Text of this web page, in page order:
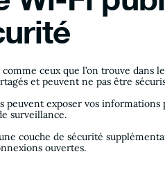
ceux que l’on trouve dans
et peuvent ne pas être
peuvent exposer vos informations
surveillance.
couche de sécurité
ouvertes.